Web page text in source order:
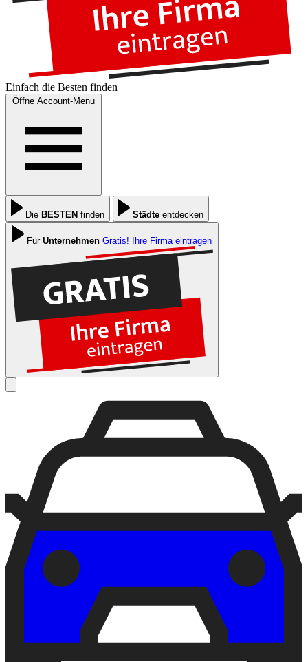
Einfach die Besten finden
Öffne Account-Menu
Die BESTEN finden Städte entdecken
Für Unternehmen Gratis! Ihre Firma eintragen